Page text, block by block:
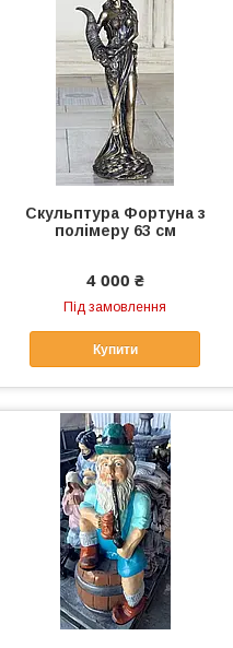
Скульптура Фортуна з
полімеру 63 см
4 000 ₴
Під замовлення
Купити